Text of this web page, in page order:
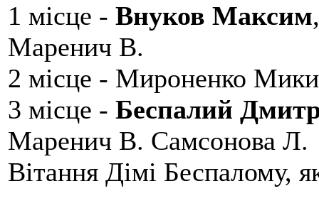
1 місце - Внуков Максим
Маренич В.
2 місце - Мироненко
3 місце - Беспалий
Маренич В. Самсонова Л.
Вітання Дімі Беспалому,